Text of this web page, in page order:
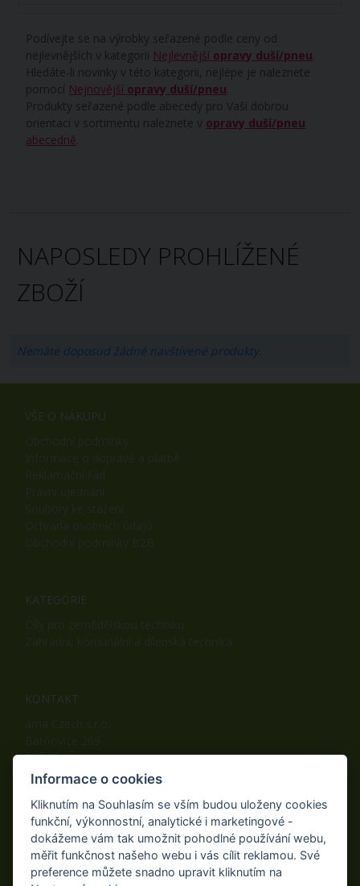
Podívejte se na výrobky seřazené podle ceny od
nejlevnějších v kategorii Nejlevnější opravy duší/pneu
Hledáte-li novinky v této kategorii, nejlépe je naleznete
pomocí Nejnovější opravy duší/pneu
Produkty seřazené podle abecedy pro Vaši dobrou
orientaci v sortimentu naleznete v opravy duší/pneu
abecedně
NAPOSLEDY PROHLÍŽENÉ
ZBOŽÍ
Nemáte doposud žádné navštívené produkty.
VŠE O NÁKUPU
KATEGORIE
KONTAKT
542 32, Úpice
Telefon: +420 498 100 050
Fax: +420 498 100 051
E-mail:info@ama-zahrada.cz
Web:www.ama-zahrada.cz
Informace o cookies
Kliknutím na Souhlasím se vším budou uloženy cookies
funkční, výkonnostní, analytické i marketingové -
dokážeme vám tak umožnit pohodlné používání webu,
měřit funkčnost našeho webu i vás cílit reklamou. Své
preference můžete snadno upravit kliknutím na